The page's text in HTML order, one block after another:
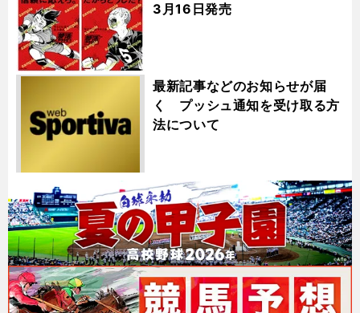
3月16日発売
最新記事などのお知らせが届
く プッシュ通知を受け取る方
法について